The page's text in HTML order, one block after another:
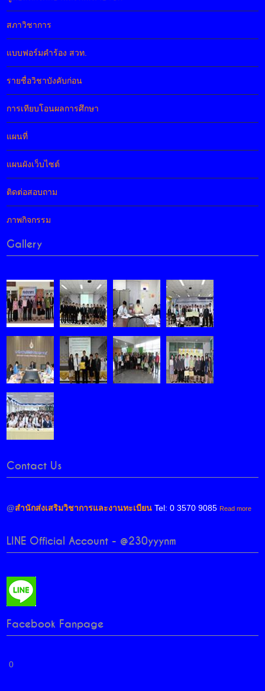
สภาวิชาการ
แบบฟอร์มคำร้อง สวท.
รายชื่อวิชาบังคับก่อน
การเทียบโอนผลการศึกษา
แผนที่
แผนผังเว็บไซต์
ติดต่อสอบถาม
ภาพกิจกรรม
Gallery
Contact Us
@สำนักส่งเสริมวิชาการและงานทะเบียน Tel: 0 3570 9085 Read more
LINE Official Account - @230yyynm
Facebook Fanpage
0